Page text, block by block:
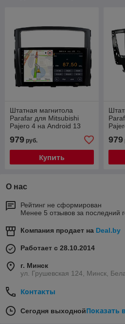
Штатная магнитола
Parafar для Mitsubishi
Pajero 4 на Android 13
979 руб.
Купить
979
О нас
Рейтинг не сформирован
Менее 5 отзывов за последний
Компания продает на Deal.by
Работает с 28.10.2014
г. Минск
ул. Грушевская 124, Минск,
Контакты
Сегодня выходнойПоказать